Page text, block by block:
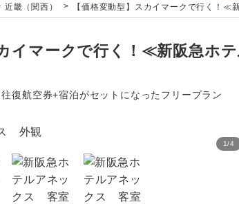
近畿（関西） > 【価格変動型】スカイマークで行く！
カイマークで行く！≪新阪急ホ
復航空券+宿泊がセットになったフリープラン
1/4